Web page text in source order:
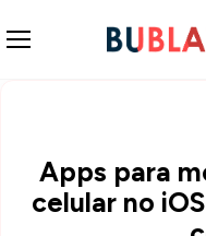
Apps para
celular no